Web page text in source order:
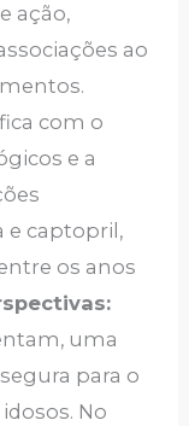
ação,
ao
com o
e a
e captopril,
os anos
uma
para o
No